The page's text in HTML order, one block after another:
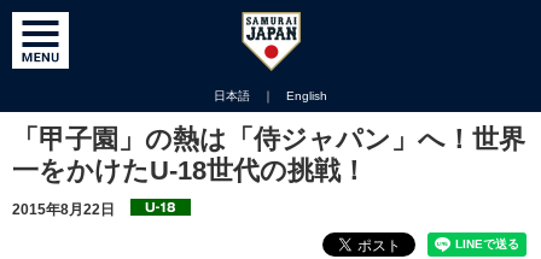
日本語 ｜ English
「甲子園」の熱は「侍ジャパン」へ！世界
一をかけたU-18世代の挑戦！
2015年8月22日